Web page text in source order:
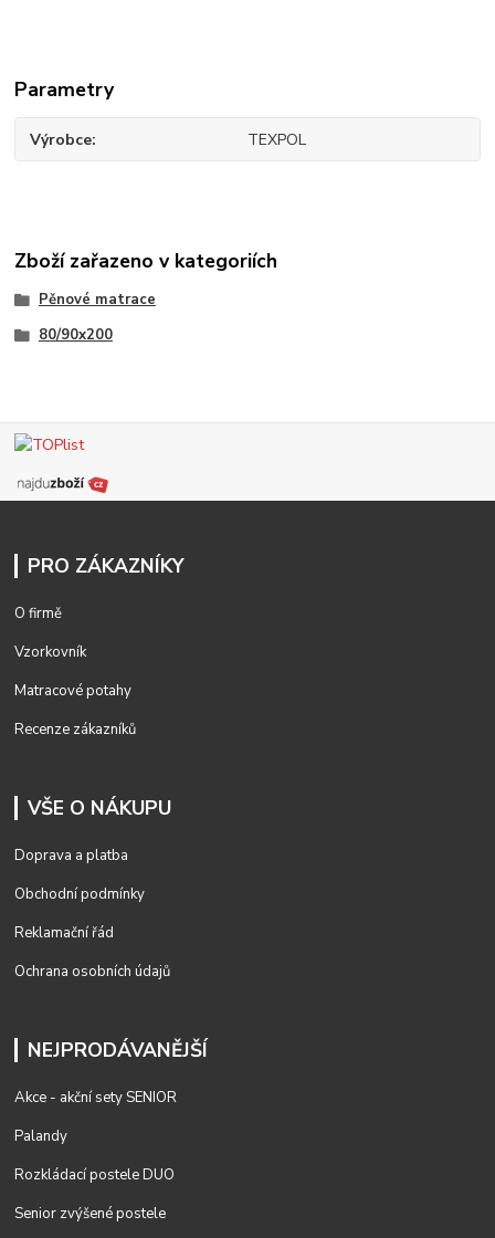
Parametry
Výrobce TEXPOL
Zboží zařazeno v kategoriích
Pěnové matrace
80/90x200
PRO ZÁKAZNÍKY
O firmě
Vzorkovník
Matracové potahy
Recenze zákazníků
VŠE O NÁKUPU
Doprava a platba
Obchodní podmínky
Reklamační řád
Ochrana osobních údajů
NEJPRODÁVANĚJŠÍ
Akce - akční sety SENIOR
Palandy
Rozkládací postele DUO
Senior zvýšené postele